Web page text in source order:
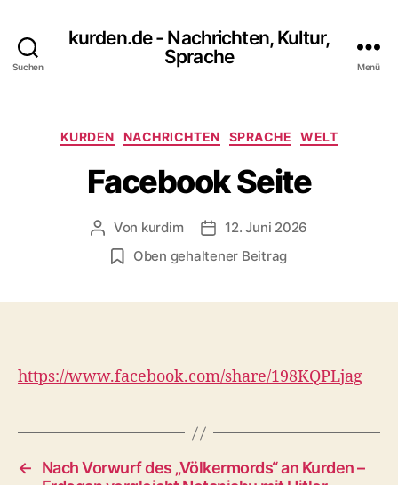
Suchen
kurden.de - Nachrichten, Kultur,
Sprache
Menü
Kategorien
KURDEN NACHRICHTEN SPRACHE WELT
Facebook Seite
Beitragsautor
Von kurdim Veröffentlichungsdatum
12. Juni 2026
Oben gehaltener Beitrag
https://www.facebook.com/share/198KQPLjag
←
Nach Vorwurf des „Völkermords“ an Kurden –